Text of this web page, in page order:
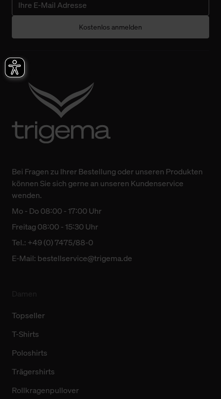
Kostenlos anmelden
Bei Fragen zu Ihrer Bestellung oder unseren Produkten
können Sie sich gerne an unseren Kundenservice
wenden.
Mo - Do 08:00 - 17:00 Uhr
Freitag 08:00 - 15:30 Uhr
Tel.: +49 (0) 7475/88-0
E-Mail: bestellservice@trigema.de
Topseller
T-Shirts
Poloshirts
Trägershirts
Rollkragenpullover